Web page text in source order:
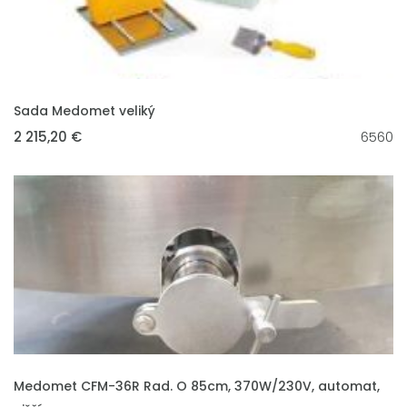
VLOŽIT DO KOŠÍKU
Sada Medomet veliký
2 215,20 € 6560
VLOŽIT DO KOŠÍKU
Medomet CFM-36R Rad. O 85cm, 370W/230V, automat,